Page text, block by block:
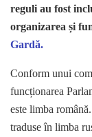
reguli au fost
organizarea și
Gardă.
Conform unui
funcționarea
este limba
traduse în limba